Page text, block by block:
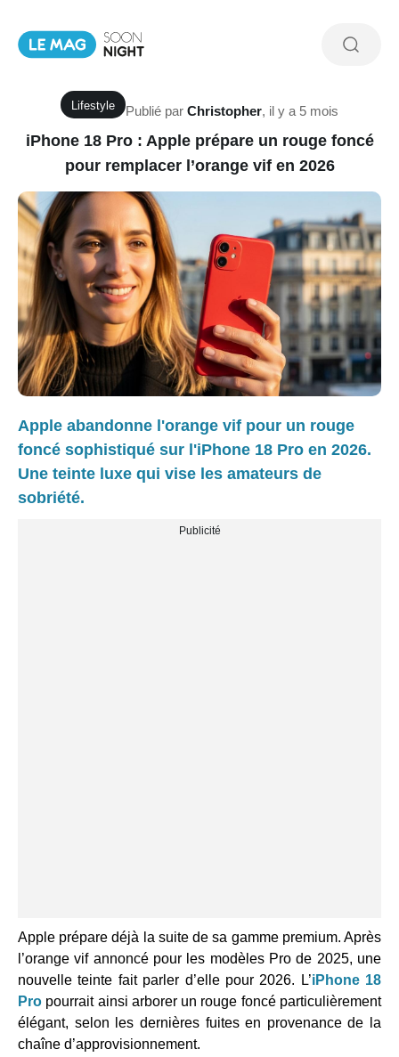
Lifestyle Publié par Christopher, il y a 5 mois
iPhone 18 Pro : Apple prépare un rouge foncé
pour remplacer l’orange vif en 2026
Apple abandonne l'orange vif pour un rouge
foncé sophistiqué sur l'iPhone 18 Pro en 2026.
Une teinte luxe qui vise les amateurs de
sobriété.
Apple prépare déjà la suite de sa gamme premium. Après
l’orange vif annoncé pour les modèles Pro de 2025, une
nouvelle teinte fait parler d’elle pour 2026. L’iPhone 18
Pro pourrait ainsi arborer un rouge foncé particulièrement
élégant, selon les dernières fuites en provenance de la
chaîne d’approvisionnement.